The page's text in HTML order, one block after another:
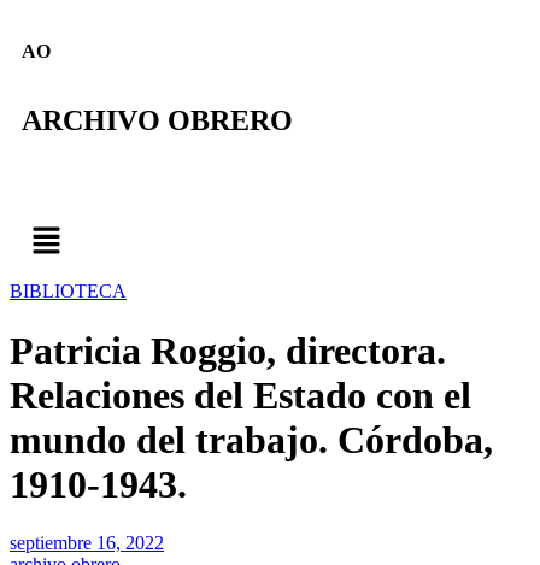
AO
ARCHIVO OBRERO
BIBLIOTECA
Patricia Roggio, directora.
Relaciones del Estado con el
mundo del trabajo. Córdoba,
1910-1943.
septiembre 16, 2022